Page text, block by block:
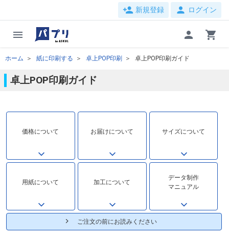
person_add 新規登録 person ログイン
menu person shopping_cart
ホーム 紙に印刷する 卓上POP印刷 卓上POP印刷ガイド
卓上POP印刷ガイド
価格について お届けについて サイズについて
用紙について 加工について
データ制作
マニュアル
ご注文の前にお読みください